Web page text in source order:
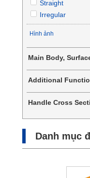
Straight
Irregular
Hình ảnh
Main Body,
Not Provided
Chrome Plating
Buffed
Others
Additional
Not Provided
Handle Cross
Danh mục